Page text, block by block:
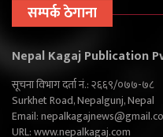
सम्पर्क ठेगाना
Nepal Kagaj Publication
सूचना विभाग दर्ता नं.: २६६९/०७७-७८
Surkhet Road, Nepalgunj, Nepal
Email:
URL: www.nepalkagaj.com